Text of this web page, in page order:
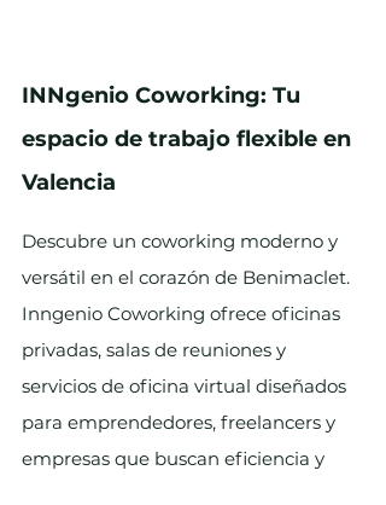
INNgenio Coworking: Tu
espacio de trabajo flexible en
Valencia
Descubre un coworking moderno y
versátil en el corazón de Benimaclet.
Inngenio Coworking ofrece oficinas
privadas, salas de reuniones y
servicios de oficina virtual diseñados
para emprendedores, freelancers y
empresas que buscan eficiencia y